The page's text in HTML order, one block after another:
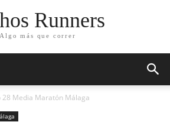
Runners
Algo más que correr
28 Media Maratón Málaga